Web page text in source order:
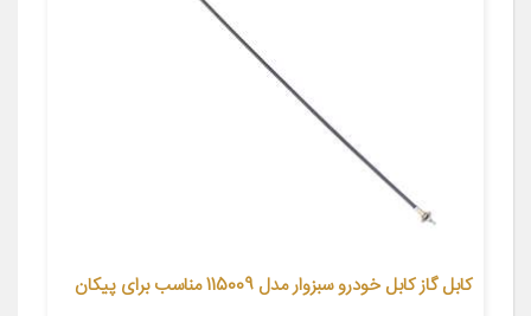
کابل گاز کابل خودرو سبزوار مدل 115009 مناسب برای پیکان